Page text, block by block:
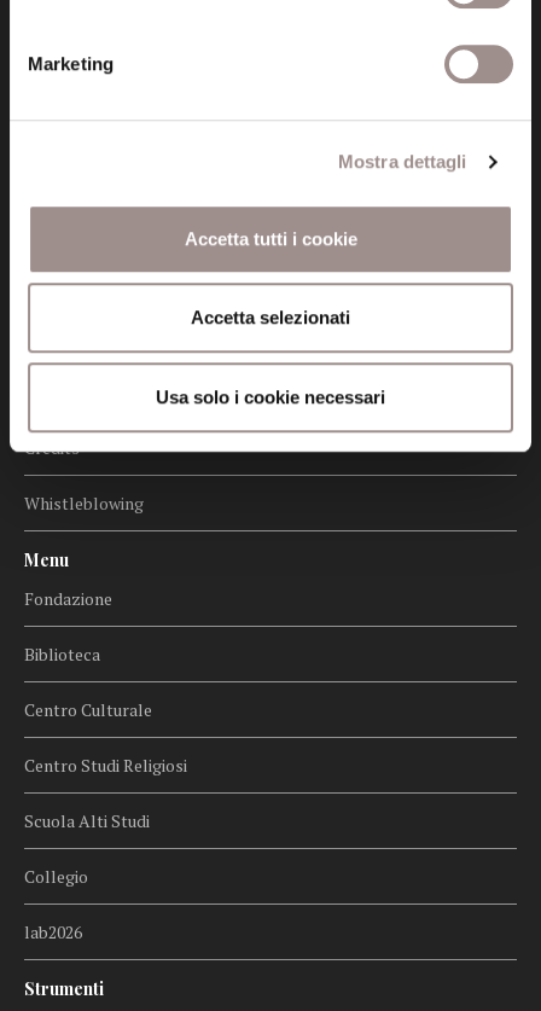
Marketing
Mostra dettagli
Accetta tutti i cookie
Accetta selezionati
Usa solo i cookie necessari
Certificazioni
Credits
Whistleblowing
Menu
Fondazione
Biblioteca
Centro Culturale
Centro Studi Religiosi
Scuola Alti Studi
Collegio
lab2026
Strumenti